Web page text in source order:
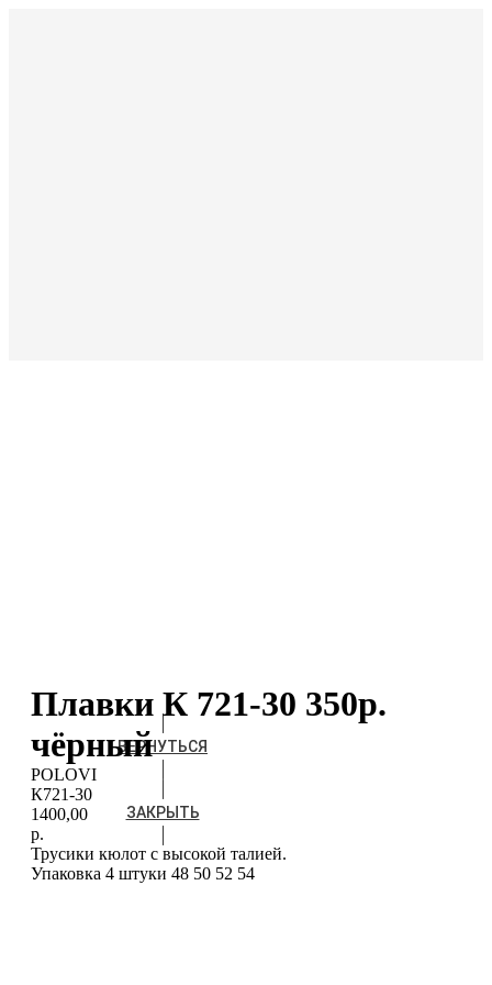
ВЕРНУТЬСЯ
ЗАКРЫТЬ
Плавки К 721-30 350р.
чёрный
POLOVI
К721-30
1400,00
р.
Трусики кюлот с высокой талией.
Упаковка 4 штуки 48 50 52 54